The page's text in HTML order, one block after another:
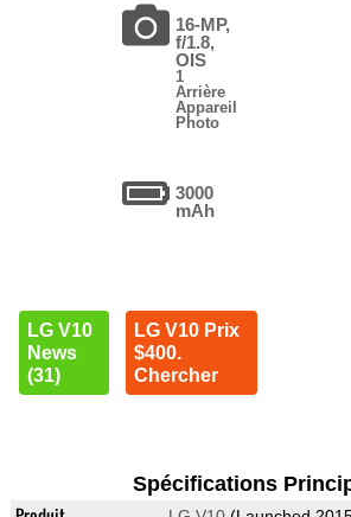
16-MP,
f/1.8,
OIS
1
Arrière
Appareil
Photo
3000
mAh
LG V10
News
(31)
LG V10 Prix
$400.
Chercher
Spécifications